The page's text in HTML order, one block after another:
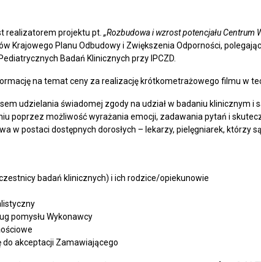
realizatorem projektu pt. „Rozbudowa i wzrost potencjału Centrum
Krajowego Planu Odbudowy i Zwiększenia Odporności,
Badań Klinicznych przy IPCZD.
na temat ceny za realizację krótkometrażowego filmu w
udzielania świadomej zgody na udział w badaniu klinicznym i
poprzez możliwość wyrażania emocji, zadawania pytań i
w postaci dostępnych dorosłych – lekarzy, pielęgniarek, którzy
badań klinicznych) i ich rodzice/opiekunowie
pomysłu Wykonawcy
akceptacji Zamawiającego